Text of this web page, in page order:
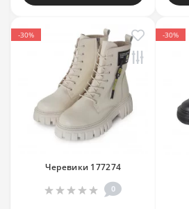
-30%
Черевики 177274
0
-30%